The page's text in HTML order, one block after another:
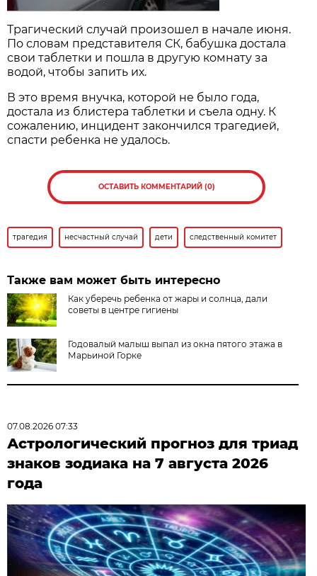
Трагический случай произошел в начале июня.
По словам представителя СК, бабушка достала
свои таблетки и пошла в другую комнату за
водой, чтобы запить их.
В это время внучка, которой не было года,
достала из блистера таблетки и съела одну. К
сожалению, инцидент закончился трагедией,
спасти ребенка не удалось.
ОСТАВИТЬ КОММЕНТАРИЙ (0)
трагедия несчастный случай дети следственный комитет
Также вам может быть интересно
Как уберечь ребенка от жары и солнца, дали
советы в центре гигиены
Годовалый малыш выпал из окна пятого этажа в
Марьиной Горке
07.08.2026 07:33
Астрологический прогноз для триад
знаков зодиака на 7 августа 2026
года